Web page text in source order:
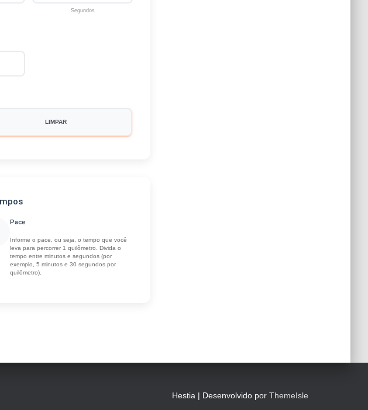
Segundos
LIMPAR
Pace
Informe o pace, ou seja, o tempo que você
leva para percorrer 1 quilômetro. Divida o
tempo entre minutos e segundos (por
exemplo, 5 minutos e 30 segundos por
quilômetro).
Hestia | Desenvolvido por ThemeIsle